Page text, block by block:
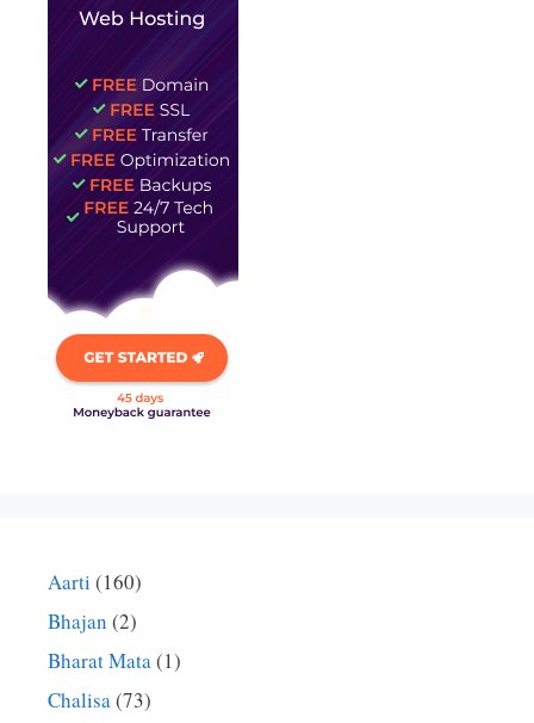
Aarti (160)
Bhajan (2)
Bharat Mata(1)
Chalisa(73)